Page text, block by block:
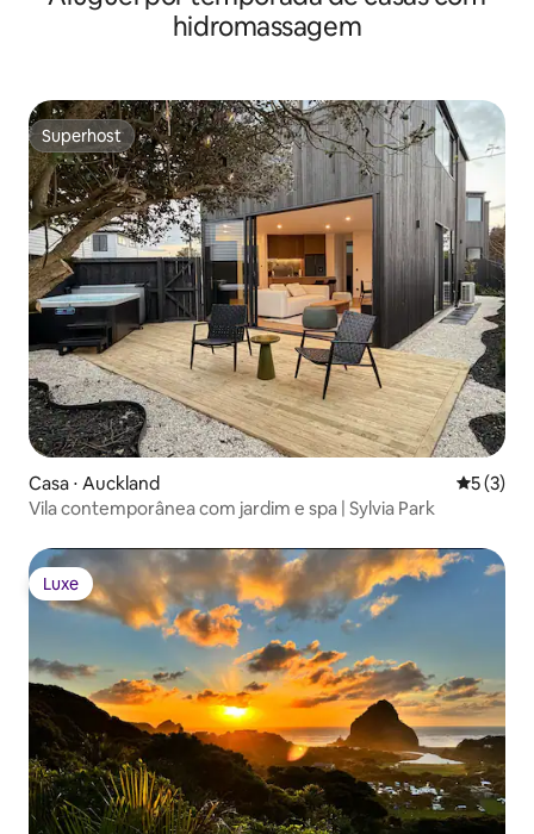
hidromassagem
Superhost
Superhost
Casa ⋅ Auckland 5 de
5 (3)
Vila contemporânea com jardim e spa | Sylvia Park
Luxe
Luxe